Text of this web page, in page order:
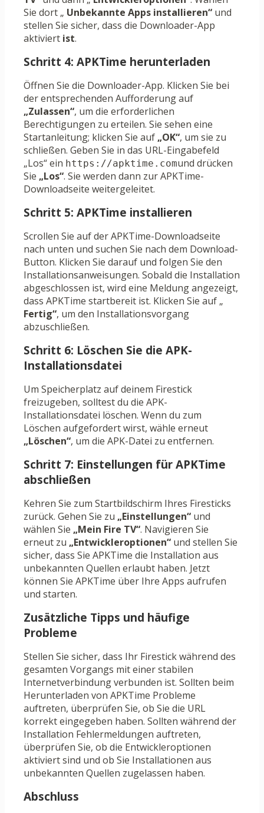
Sie dort „ Unbekannte Apps installieren“ und
stellen Sie sicher, dass die Downloader-App
aktiviert ist.
Schritt 4: APKTime herunterladen
Öffnen Sie die Downloader-App. Klicken Sie bei
der entsprechenden Aufforderung auf
„Zulassen“, um die erforderlichen
Berechtigungen zu erteilen. Sie sehen eine
Startanleitung; klicken Sie auf „OK“, um sie zu
schließen. Geben Sie in das URL-Eingabefeld
„Los“ ein https://apktime.comund drücken
Sie „Los“. Sie werden dann zur APKTime-
Downloadseite weitergeleitet.
Schritt 5: APKTime installieren
Scrollen Sie auf der APKTime-Downloadseite
nach unten und suchen Sie nach dem Download-
Button. Klicken Sie darauf und folgen Sie den
Installationsanweisungen. Sobald die Installation
abgeschlossen ist, wird eine Meldung angezeigt,
dass APKTime startbereit ist. Klicken Sie auf „
Fertig“, um den Installationsvorgang
abzuschließen.
Schritt 6: Löschen Sie die APK-
Installationsdatei
Um Speicherplatz auf deinem Firestick
freizugeben, solltest du die APK-
Installationsdatei löschen. Wenn du zum
Löschen aufgefordert wirst, wähle erneut
„Löschen“, um die APK-Datei zu entfernen.
Schritt 7: Einstellungen für APKTime
abschließen
Kehren Sie zum Startbildschirm Ihres Firesticks
zurück. Gehen Sie zu „Einstellungen“ und
wählen Sie „Mein Fire TV“. Navigieren Sie
erneut zu „Entwickleroptionen“ und stellen Sie
sicher, dass Sie APKTime die Installation aus
unbekannten Quellen erlaubt haben. Jetzt
können Sie APKTime über Ihre Apps aufrufen
und starten.
Zusätzliche Tipps und häufige
Probleme
Stellen Sie sicher, dass Ihr Firestick während des
gesamten Vorgangs mit einer stabilen
Internetverbindung verbunden ist. Sollten beim
Herunterladen von APKTime Probleme
auftreten, überprüfen Sie, ob Sie die URL
korrekt eingegeben haben. Sollten während der
Installation Fehlermeldungen auftreten,
überprüfen Sie, ob die Entwickleroptionen
aktiviert sind und ob Sie Installationen aus
unbekannten Quellen zugelassen haben.
Abschluss